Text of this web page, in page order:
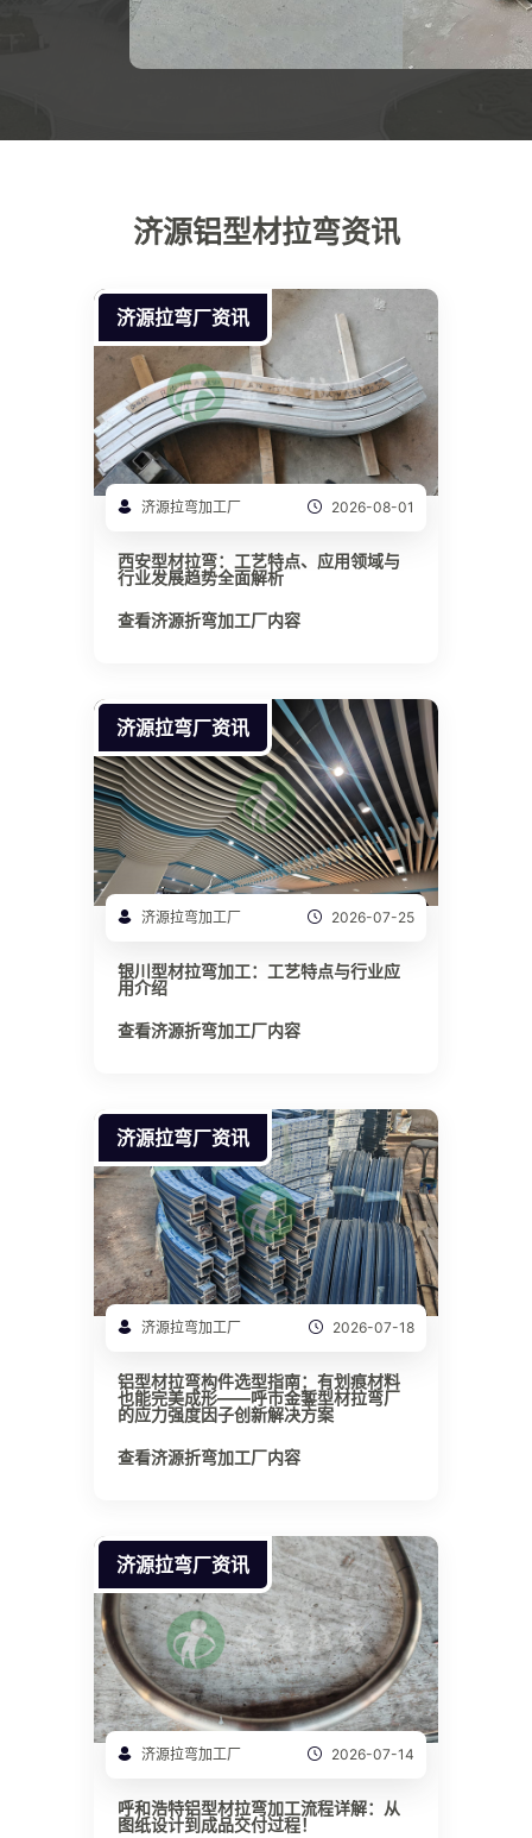
济源铝型材拉弯资讯
济源拉弯厂资讯
济源拉弯加工厂 2026-08-01
西安型材拉弯：工艺特点、应用领域与
行业发展趋势全面解析
查看济源折弯加工厂内容
济源拉弯厂资讯
济源拉弯加工厂 2026-07-25
银川型材拉弯加工：工艺特点与行业应
用介绍
查看济源折弯加工厂内容
济源拉弯厂资讯
济源拉弯加工厂 2026-07-18
铝型材拉弯构件选型指南：有划痕材料
也能完美成形——呼市金錾型材拉弯厂
的应力强度因子创新解决方案
查看济源折弯加工厂内容
济源拉弯厂资讯
济源拉弯加工厂 2026-07-14
呼和浩特铝型材拉弯加工流程详解：从
图纸设计到成品交付过程！